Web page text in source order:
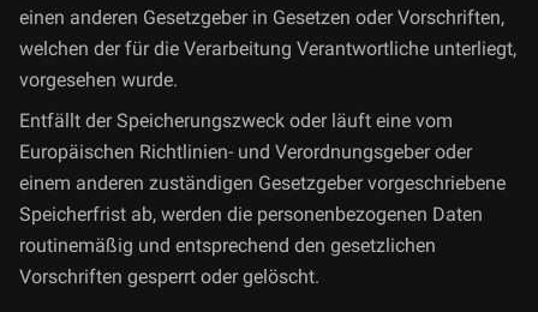
einen anderen Gesetzgeber in Gesetzen oder Vorschriften,
welchen der für die Verarbeitung Verantwortliche unterliegt,
vorgesehen wurde.
Entfällt der Speicherungszweck oder läuft eine vom
Europäischen Richtlinien- und Verordnungsgeber oder
einem anderen zuständigen Gesetzgeber vorgeschriebene
Speicherfrist ab, werden die personenbezogenen Daten
routinemäßig und entsprechend den gesetzlichen
Vorschriften gesperrt oder gelöscht.